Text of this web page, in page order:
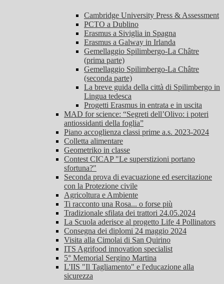
Cambridge University Press & Assessment
PCTO a Dublino
Erasmus a Siviglia in Spagna
Erasmus a Galway in Irlanda
Gemellaggio Spilimbergo-La Châtre
(prima parte)
Gemellaggio Spilimbergo-La Châtre
(seconda parte)
La breve guida della città di Spilimbergo in
Lingua tedesca
Progetti Erasmus in entrata e in uscita
MAD for science: “Segreti dell’Olivo: i poteri
antiossidanti della foglia”
Piano accoglienza classi prime a.s. 2023-2024
Colletta alimentare
Geometriko in classe
Contest CICAP "Le superstizioni portano
sfortuna?"
Seconda prova di evacuazione ed esercitazione
con la Protezione civile
Agricoltura e Ambiente
Ti racconto una Rosa... o forse più
Tradizionale sfilata dei trattori 24.05.2024
La Scuola aderisce al progetto Life 4 Pollinators
Consegna dei diplomi 24 maggio 2024
Visita alla Cimolai di San Quirino
ITS Agrifood innovation specialist
5° Memorial Sergino Martina
L'IIS "Il Tagliamento" e l'educazione alla
sicurezza